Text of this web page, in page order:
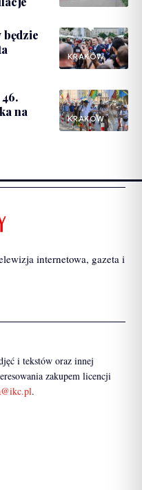
KRAKÓW
będzie
KRAKÓW
na
internetowa, gazeta i
i tekstów oraz innej
zakupem licencji
.